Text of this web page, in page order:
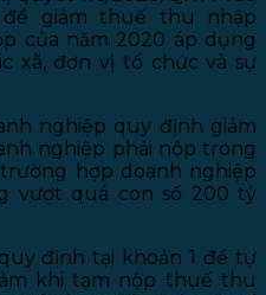
đề giảm thuế thu nhập
của năm 2020 áp dụng
xã, đơn vị tổ chức và sự
nghiệp quy định giảm
nghiệp phải nộp trong
hợp doanh nghiệp
vượt quá con số 200 tỷ
định tại khoản 1 để tự
khi tạm nộp thuế thu